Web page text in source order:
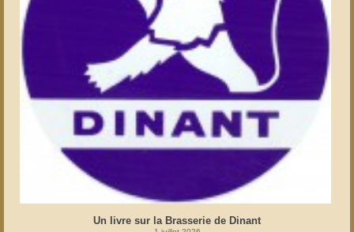
Un livre sur la Brasserie de Dinant